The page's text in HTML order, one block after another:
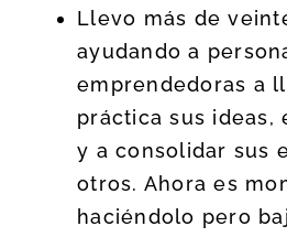
Llevo más de
ayudando a
emprendedoras a
práctica sus ideas,
y a consolidar sus
otros. Ahora es
haciéndolo pero